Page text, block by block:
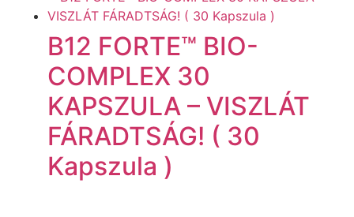
B12 FORTE™ BIO-
COMPLEX 30
KAPSZULA – VISZLÁT
FÁRADTSÁG! ( 30
Kapszula )